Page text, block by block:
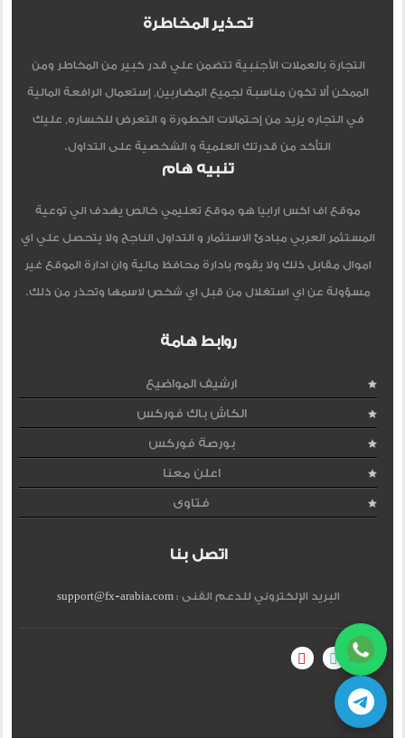
تحذير المخاطرة
التجارة بالعملات الأجنبية تتضمن علي قدر كبير من المخاطر ومن
الممكن ألا تكون مناسبة لجميع المضاربين, إستعمال الرافعة المالية
في التجاره يزيد من إحتمالات الخطورة و التعرض للخساره, عليك
التأكد من قدرتك العلمية و الشخصية على التداول.
تنبيه هام
موقع اف اكس ارابيا هو موقع تعليمي خالص يهدف الي توعية
المستثمر العربي مبادئ الاستثمار و التداول الناجح ولا يتحصل علي اي
اموال مقابل ذلك ولا يقوم بادارة محافظ مالية وان ادارة الموقع غير
مسؤولة عن اي استغلال من قبل اي شخص لاسمها وتحذر من ذلك.
روابط هامة
ارشيف المواضيع
الكاش باك فوركس
بورصة فوركس
اعلن معنا
فتاوى
اتصل بنا
البريد الإلكتروني للدعم الفنى :support@fx-arabia.com